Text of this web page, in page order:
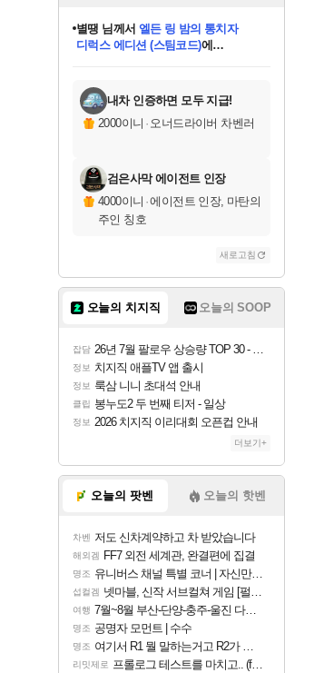
교환.
별땡 님께서 엘든 링 밤의 통치자
디럭스 에디션 (스팀코드)에
당첨되셨습니다.
당첨되셨습니다.
당첨되셨습니다.
당첨되셨습니다.
당첨되셨습니다.
당첨되셨습니다.
에디션 (스팀코드)를 교환.
당첨되셨습니다.
내차 인증하면 모두 지급!
2000이니 · 오너드라이버 차벤러
검은사막 에이전트 인장
4000이니 ·에이전트 인장, 마탄의
주인 칭호
새로고침
오늘의 치지직 오늘의 SOOP
잡담 26년 7월 팔로우 상승량 TOP 30 - 월간 치지직
정보 치지직 애플TV 앱 출시
정보 룩삼 니니 초대석 안내
클립 봉누도2 두 번째 티저 - 일상
정보 2026 치지직 이리대회 오픈컵 안내
더보기+
오늘의 팟벤 오늘의 핫벤
차벤 저도 신차계약하고 차 받았습니다
해외겜 FF7 외전 세계관, 완결편에 집결
명조 유니버스 채널 특별 코너 | 자신만의 스타일
섭컬겜 넷마블, 신작 서브컬쳐 게임 [펄 인 블루] 티저 사이트 오픈
여행 7월~8월 부산-단양-충주-울진 다녀왔어요~
명조 공명자 모먼트 | 수수
명조 여기서 R1 뭘 말하는거고 R2가 뭘말하는걸까요?
리밋제로 프롤로그 테스트를 마치고.. (feat. 리아)